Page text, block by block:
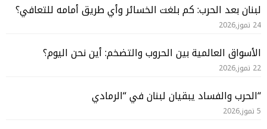
لبنان بعد الحرب: كم بلغت الخسائر وأي طريق أمامه للتعافي؟
24 تموز,2026
الأسواق العالمية بين الحروب والتضخم: أين نحن اليوم؟
22 تموز,2026
“الحرب والفساد يبقيان لبنان في “الرمادي
5 تموز,2026